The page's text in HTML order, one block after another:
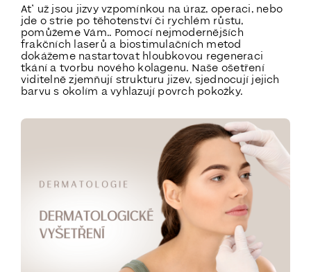
Ať už jsou jizvy vzpomínkou na úraz, operaci, nebo
jde o strie po těhotenství či rychlém růstu,
pomůžeme Vám.. Pomocí nejmodernějších
frakčních laserů a biostimulačních metod
dokážeme nastartovat hloubkovou regeneraci
tkání a tvorbu nového kolagenu. Naše ošetření
viditelně zjemňují strukturu jizev, sjednocují jejich
barvu s okolím a vyhlazují povrch pokožky.